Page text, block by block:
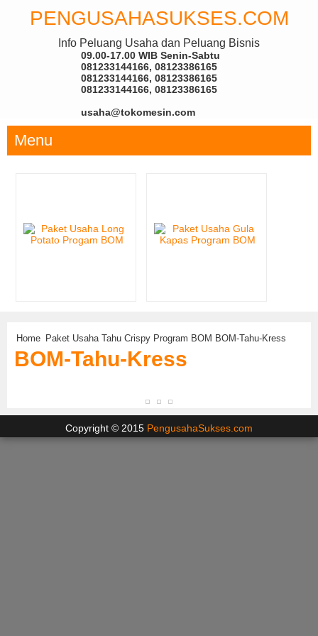
PENGUSAHASUKSES.COM
Info Peluang Usaha dan Peluang Bisnis
09.00-17.00 WIB Senin-Sabtu
081233144166, 08123386165
081233144166, 08123386165
081233144166, 08123386165
usaha@tokomesin.com
Menu
Home Paket Usaha Tahu Crispy Program BOM BOM-Tahu-Kress
BOM-Tahu-Kress
Copyright © 2015 PengusahaSukses.com